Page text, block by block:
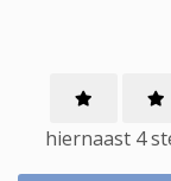
hiernaast 4